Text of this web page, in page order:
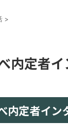
>
内定者
内定者イ